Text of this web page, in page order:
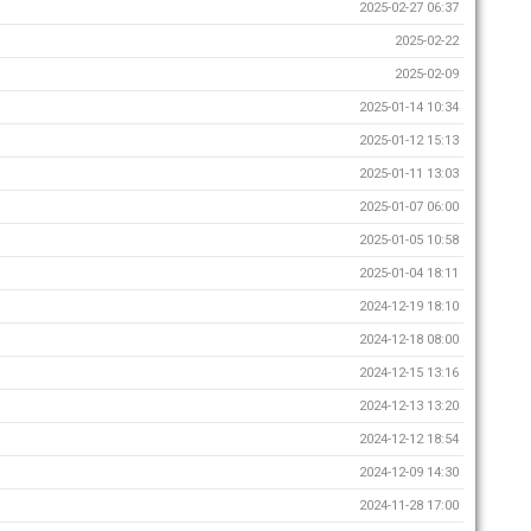
2025-02-27 06:37
2025-02-22
2025-02-09
2025-01-14 10:34
2025-01-12 15:13
2025-01-11 13:03
2025-01-07 06:00
2025-01-05 10:58
2025-01-04 18:11
2024-12-19 18:10
2024-12-18 08:00
2024-12-15 13:16
2024-12-13 13:20
2024-12-12 18:54
2024-12-09 14:30
2024-11-28 17:00